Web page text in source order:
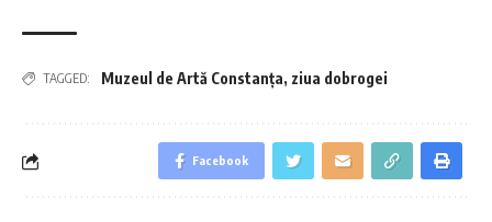
TAGGED: Muzeul de Artă Constanța, ziua dobrogei
Facebook